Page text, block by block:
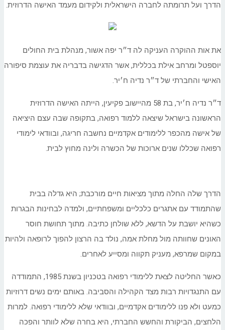
הדרך ועל תרומתה לחברה הישראלית ולקידום מעמד האישה הדרוזית.
את אות ההוקרה העניקה לה ד״ר יפה אשור, מנהלת בית החולים
יוספטל ומרחב אילת בכללית, אשר הדגישה בדבריה את עוצמת סיפורה
האישי והחברתי של ד״ר נדיה ח׳יר.
ד״ר נדיה ח׳יר, בת 58 מהיישוב פקיעין, הייתה האישה הדרוזית
הראשונה בישראל שיצאה ללמוד רפואה, בתקופה שבה עצם היציאה
של אישה מהכפר ללימודים אקדמיים נחשבה חריגה, ובוודאי לימודי
רפואה שכללו שנים ארוכות של הכשרה ולינה מחוץ לבית.
הדרך שלה החלה מתוך מציאות חיים מורכבת; היא גדלה בבית
שהתמודד עם אתגרים כלכליים ומשפחתיים, ולמדה לבחינות הבגרות
כשהיא יושבת על הדשא, ללא שולחן כתיבה. מתוך תחושת חוסר
האונים שחוותה מול מחלת אמה, נולד בה הרצון להפוך לרופאה ולהיות
במקום שמרפא, מעניק תקווה ומסייע לאחרים.
כאשר החליטה לצאת ללימודי רפואה בטכניון בשנת 1985, התמודדה
עם התנגדויות רבות מצד הקהילה והסביבה. באותם ימים נשים דרוזיות
כמעט ולא פנו ללימודים אקדמיים, ובוודאי שלא ללימודי רפואה. למרות
הלחצים, הביקורת והחשש החברתי, היא בחרה שלא לוותר והפכה